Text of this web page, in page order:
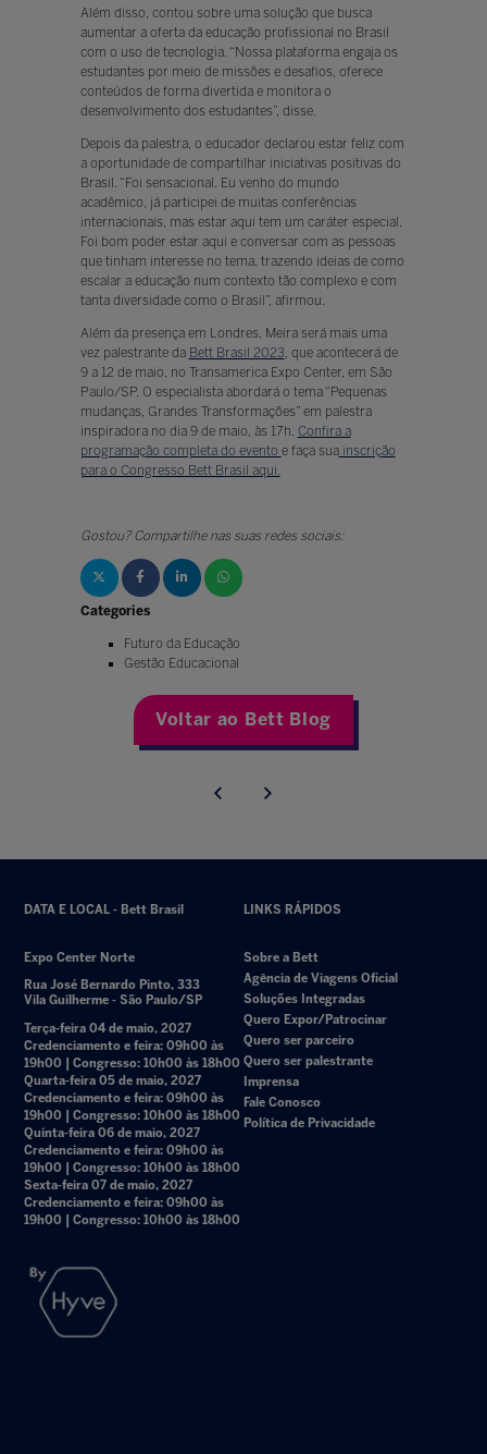
Além disso, contou sobre uma solução que busca
aumentar a oferta da educação profissional no Brasil
com o uso de tecnologia. “Nossa plataforma engaja os
estudantes por meio de missões e desafios, oferece
conteúdos de forma divertida e monitora o
desenvolvimento dos estudantes”, disse.
Depois da palestra, o educador declarou estar feliz com
a oportunidade de compartilhar iniciativas positivas do
Brasil. “Foi sensacional. Eu venho do mundo
acadêmico, já participei de muitas conferências
internacionais, mas estar aqui tem um caráter especial.
Foi bom poder estar aqui e conversar com as pessoas
que tinham interesse no tema, trazendo ideias de como
escalar a educação num contexto tão complexo e com
tanta diversidade como o Brasil”, afirmou.
Além da presença em Londres, Meira será mais uma
vez palestrante da Bett Brasil 2023, que acontecerá de
9 a 12 de maio, no Transamerica Expo Center, em São
Paulo/SP. O especialista abordará o tema “Pequenas
mudanças, Grandes Transformações” em palestra
inspiradora no dia 9 de maio, às 17h. Confira a
programação completa do evento e faça suainscrição
para o Congresso Bett Brasil aqui.
Gostou? Compartilhe nas suas redes sociais:
Categories
Futuro da Educação
Gestão Educacional
Voltar ao Bett Blog
DATA E LOCAL - Bett Brasil
Expo Center Norte
Rua José Bernardo Pinto, 333
Vila Guilherme - São Paulo/SP
Terça-feira 04 de maio, 2027
Credenciamento e feira: 09h00 às
19h00 | Congresso: 10h00 às 18h00
Quarta-feira 05 de maio, 2027
Credenciamento e feira: 09h00 às
19h00 | Congresso: 10h00 às 18h00
Quinta-feira 06 de maio, 2027
Credenciamento e feira: 09h00 às
19h00 | Congresso: 10h00 às 18h00
Sexta-feira 07 de maio, 2027
Credenciamento e feira: 09h00 às
19h00 | Congresso: 10h00 às 18h00
LINKS RÁPIDOS
Sobre a Bett
Agência de Viagens Oficial
Soluções Integradas
Quero Expor/Patrocinar
Quero ser parceiro
Quero ser palestrante
Imprensa
Fale Conosco
Política de Privacidade